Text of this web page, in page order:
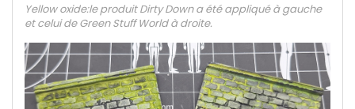
Yellow oxide:le produit Dirty Down a été appliqué à gauche
et celui de Green Stuff World à droite.